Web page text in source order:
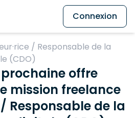
Connexion
/ Responsable de la
(CDO)
offre
mission freelance
Responsable de la